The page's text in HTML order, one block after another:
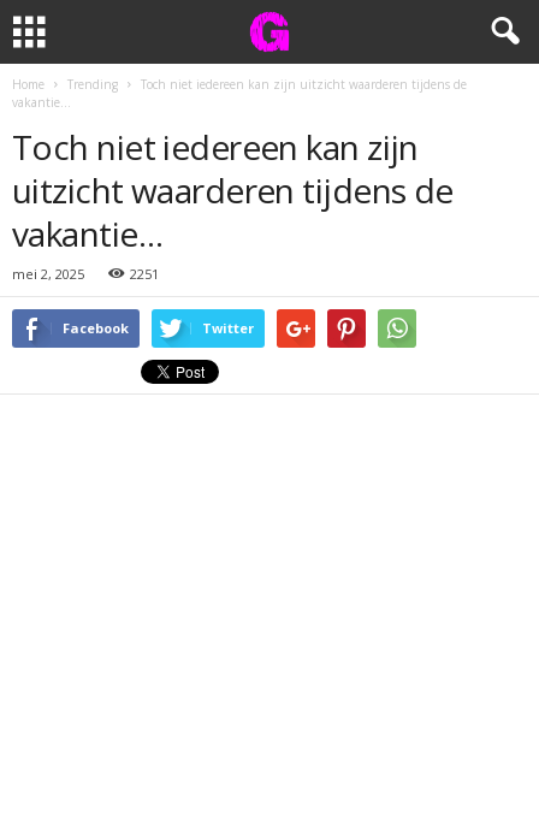
Home Trending
Toch niet iedereen kan zijn uitzicht waarderen tijdens de
vakantie…
Toch niet iedereen kan zijn
uitzicht waarderen tijdens de
vakantie…
mei 2, 2025 2251
Facebook Twitter